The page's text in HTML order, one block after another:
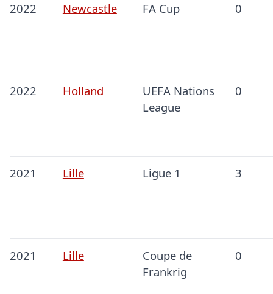
2022 Newcastle FA Cup 0
2022 Holland
UEFA Nations
League
0
2021 Lille Ligue 1 3
2021 Lille
Coupe de
Frankrig
0